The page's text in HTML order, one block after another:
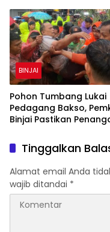
BINJAI
Pohon Tumbang Lukai
Pedagang Bakso,
Binjai Pastikan
RawanTinggalkan
Alamat email Anda
wajib ditandai *